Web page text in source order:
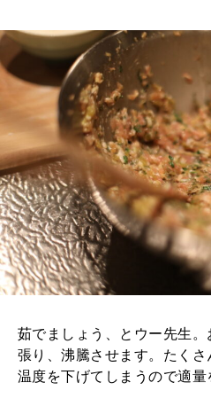
茹でましょう、とウー先生
張り、沸騰させます。たく
温度を下げてしまうので適量